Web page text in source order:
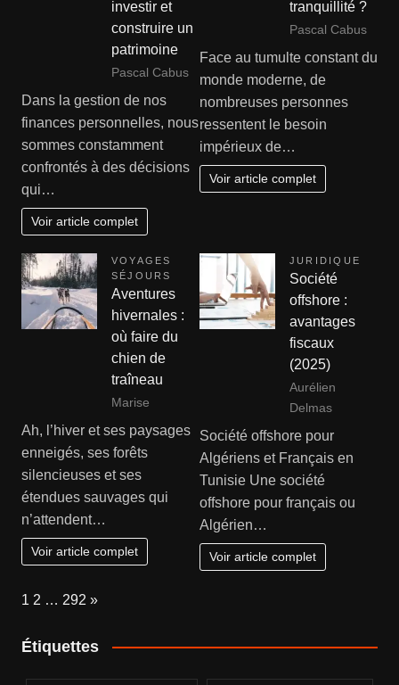
investir et
construire un
patrimoine
Pascal Cabus
Dans la gestion de nos
finances personnelles, nous
sommes constamment
confrontés à des décisions
qui…
Voir article complet
tranquillité ?
Pascal Cabus
Face au tumulte constant du
monde moderne, de
nombreuses personnes
ressentent le besoin
impérieux de…
Voir article complet
VOYAGES
SÉJOURS
Aventures
hivernales :
où faire du
chien de
traîneau
Marise
Ah, l’hiver et ses paysages
enneigés, ses forêts
silencieuses et ses
étendues sauvages qui
n’attendent…
Voir article complet
JURIDIQUE
Société
offshore :
avantages
fiscaux
(2025)
Aurélien
Delmas
Société offshore pour
Algériens et Français en
Tunisie Une société
offshore pour français ou
Algérien…
Voir article complet
Page:
1 2 … 292 Next
»
Étiquettes